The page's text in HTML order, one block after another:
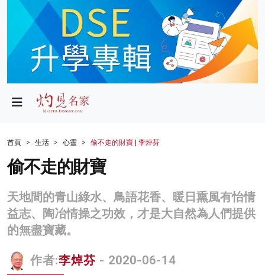
政局
財經
生活
商業
科技
影片
首頁 生活 心靈 偷不走的財寶 | 李焯芬
偷不走的財寶
天地間的青山綠水、鳥語花香、暖日熏風有怡情
益志、陶冶情操之功效，才是大自然為人們提供
的無盡寶藏。
作者:李焯芬 - 2020-06-14